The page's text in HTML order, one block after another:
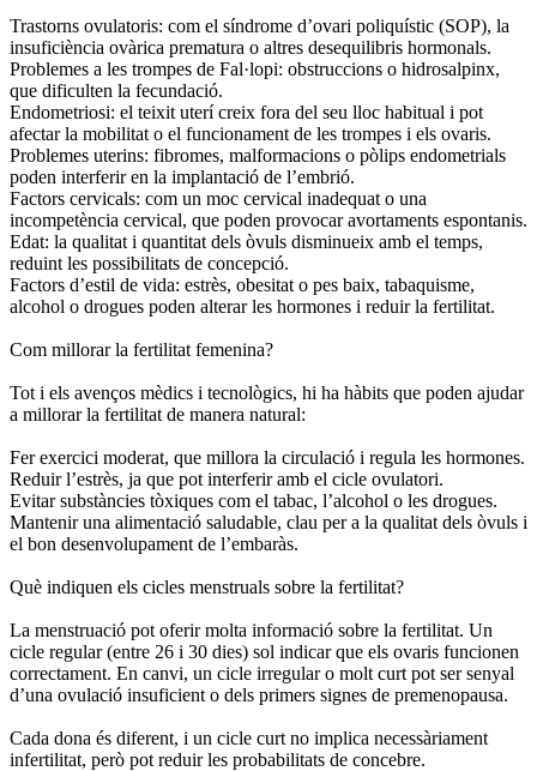
Trastorns ovulatoris: com el síndrome d’ovari poliquístic (SOP), la
insuficiència ovàrica prematura o altres desequilibris hormonals.
Problemes a les trompes de Fal·lopi: obstruccions o hidrosalpinx,
que dificulten la fecundació.
Endometriosi: el teixit uterí creix fora del seu lloc habitual i pot
afectar la mobilitat o el funcionament de les trompes i els ovaris.
Problemes uterins: fibromes, malformacions o pòlips endometrials
poden interferir en la implantació de l’embrió.
Factors cervicals: com un moc cervical inadequat o una
incompetència cervical, que poden provocar avortaments espontanis.
Edat: la qualitat i quantitat dels òvuls disminueix amb el temps,
reduint les possibilitats de concepció.
Factors d’estil de vida: estrès, obesitat o pes baix, tabaquisme,
alcohol o drogues poden alterar les hormones i reduir la fertilitat.
Com millorar la fertilitat femenina?
Tot i els avenços mèdics i tecnològics, hi ha hàbits que poden ajudar
a millorar la fertilitat de manera natural:
Fer exercici moderat, que millora la circulació i regula les hormones.
Reduir l’estrès, ja que pot interferir amb el cicle ovulatori.
Evitar substàncies tòxiques com el tabac, l’alcohol o les drogues.
Mantenir una alimentació saludable, clau per a la qualitat dels òvuls i
el bon desenvolupament de l’embaràs.
Què indiquen els cicles menstruals sobre la fertilitat?
La menstruació pot oferir molta informació sobre la fertilitat. Un
cicle regular (entre 26 i 30 dies) sol indicar que els ovaris funcionen
correctament. En canvi, un cicle irregular o molt curt pot ser senyal
d’una ovulació insuficient o dels primers signes de premenopausa.
Cada dona és diferent, i un cicle curt no implica necessàriament
infertilitat, però pot reduir les probabilitats de concebre.